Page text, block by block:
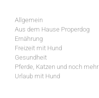
Allgemein
Aus dem Hause Properdog
Ernährung
Freizeit mit Hund
Gesundheit
Pferde, Katzen und noch mehr
Urlaub mit Hund